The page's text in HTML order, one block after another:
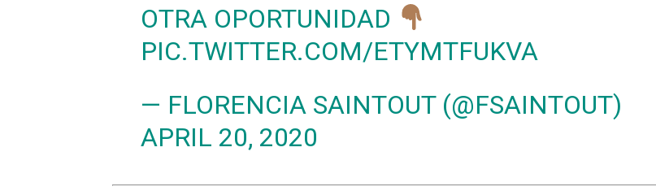
OTRA OPORTUNIDAD
PIC.TWITTER.COM/ETYMTFUKVA
— FLORENCIA SAINTOUT (@FSAINTOUT)
APRIL 20, 2020